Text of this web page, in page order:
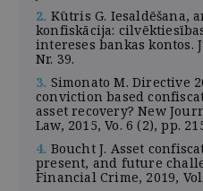
2. Kūtris G. Iesaldēšana,
konfiskācija:
intereses bankas kontos.
Nr. 39.
3. Simonato M. Directive
conviction based
asset recovery? New
Law, 2015, Vo. 6 (2), pp.
4. Boucht J. Asset
present, and future
Financial Crime, 2019,